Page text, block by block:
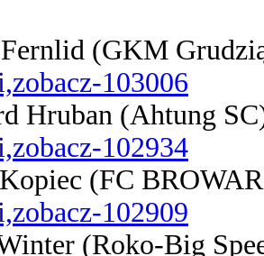
(GKM
103006
Hruban (Ahtung
102934
(FC
102909
(Roko-Big